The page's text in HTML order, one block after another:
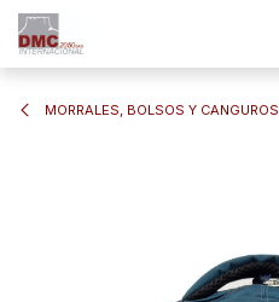
MORRALES, BOLSOS Y CANGUROS